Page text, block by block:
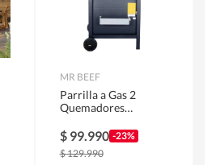
MR BEEF
Parrilla a Gas 2
Quemadores
$ 99.990 -23%
$129.990